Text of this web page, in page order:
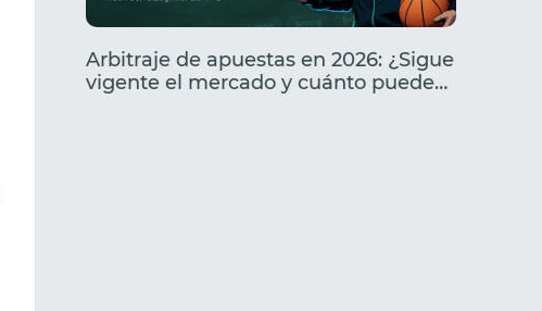
Arbitraje de apuestas en 2026: ¿Sigue
vigente el mercado y cuánto puede